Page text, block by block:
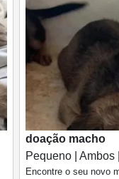
doação macho
Pequeno | Ambos
Encontre o seu novo